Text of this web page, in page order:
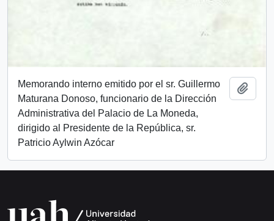
Memorando interno emitido por el sr. Guillermo
Maturana Donoso, funcionario de la Dirección
Administrativa del Palacio de La Moneda,
dirigido al Presidente de la República, sr.
Patricio Aylwin Azócar